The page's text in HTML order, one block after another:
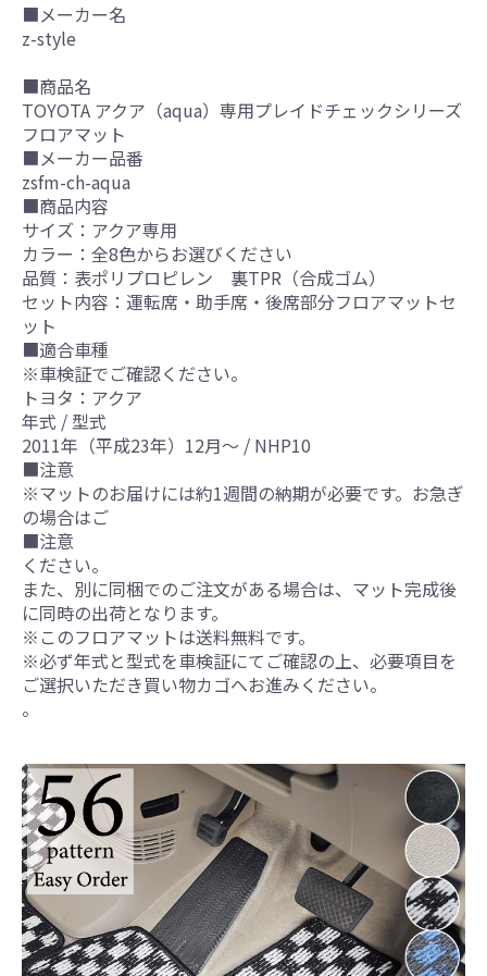
■メーカー名
z-style
■商品名
TOYOTA アクア（aqua）専用プレイドチェックシリーズ
フロアマット
■メーカー品番
zsfm-ch-aqua
■商品内容
サイズ：アクア専用
カラー：全8色からお選びください
品質：表ポリプロピレン 裏TPR（合成ゴム）
セット内容：運転席・助手席・後席部分フロアマットセ
ット
■適合車種
※車検証でご確認ください。
トヨタ：アクア
年式 / 型式
2011年（平成23年）12月～ / NHP10
■注意
※マットのお届けには約1週間の納期が必要です。お急ぎ
の場合はご
■注意
ください。
また、別に同梱でのご注文がある場合は、マット完成後
に同時の出荷となります。
※このフロアマットは送料無料です。
※必ず年式と型式を車検証にてご確認の上、必要項目を
ご選択いただき買い物カゴへお進みください。
。